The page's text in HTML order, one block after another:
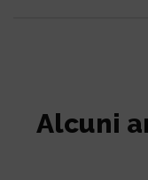
Alcuni